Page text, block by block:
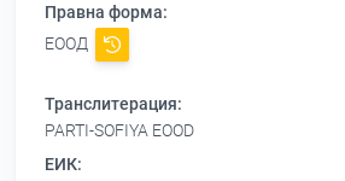
Правна форма:
ЕООД
Транслитерация:
PARTI-SOFIYA EOOD
ЕИК: